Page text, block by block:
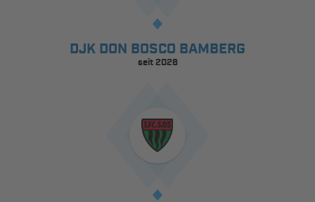
DJK DON BOSCO BAMBERG
seit 2026